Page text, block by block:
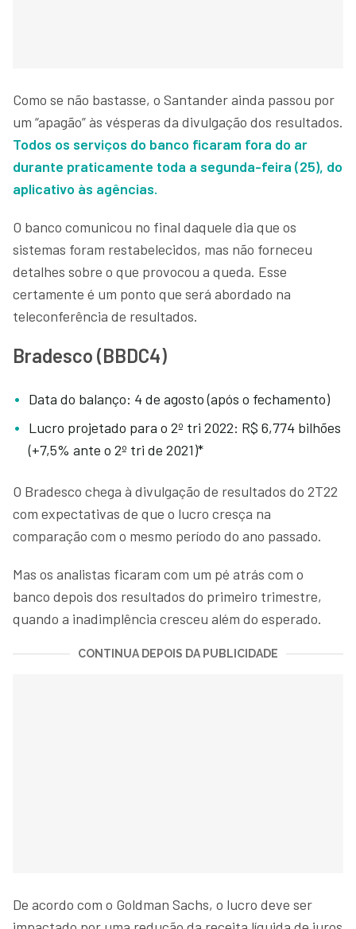
Como se não bastasse, o Santander ainda passou por
um “apagão” às vésperas da divulgação dos resultados.
Todos os serviços do banco ficaram fora do ar
durante praticamente toda a segunda-feira (25), do
aplicativo às agências.
O banco comunicou no final daquele dia que os
sistemas foram restabelecidos, mas não forneceu
detalhes sobre o que provocou a queda. Esse
certamente é um ponto que será abordado na
teleconferência de resultados.
Bradesco (BBDC4)
Data do balanço: 4 de agosto (após o fechamento)
Lucro projetado para o 2º tri 2022: R$ 6,774 bilhões
(+7,5% ante o 2º tri de 2021)*
O Bradesco chega à divulgação de resultados do 2T22
com expectativas de que o lucro cresça na
comparação com o mesmo período do ano passado.
Mas os analistas ficaram com um pé atrás com o
banco depois dos resultados do primeiro trimestre,
quando a inadimplência cresceu além do esperado.
CONTINUA DEPOIS DA PUBLICIDADE
De acordo com o Goldman Sachs, o lucro deve ser